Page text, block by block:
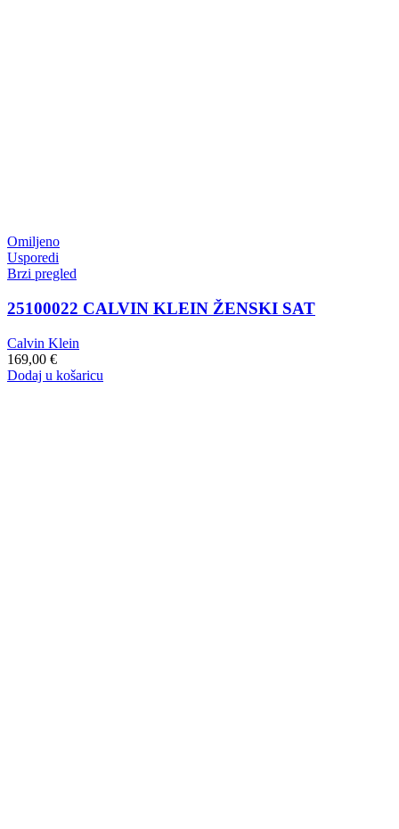
Omiljeno
Usporedi
Brzi pregled
25100022 CALVIN KLEIN ŽENSKI SAT
Calvin Klein
169,00 €
Dodaj u košaricu